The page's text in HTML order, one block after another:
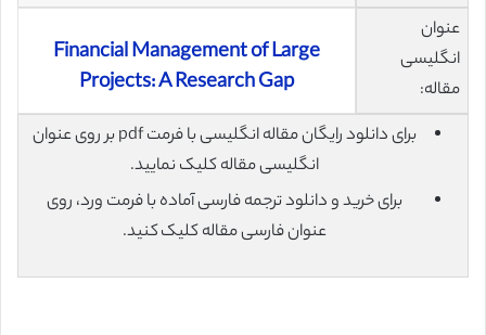
عنوان
انگلیسی
مقاله:
Financial Management of Large
Projects: A Research Gap
برای دانلود رایگان مقاله انگلیسی با فرمت pdf بر روی عنوان
انگلیسی مقاله کلیک نمایید.
برای خرید و دانلود ترجمه فارسی آماده با فرمت ورد، روی
عنوان فارسی مقاله کلیک کنید.